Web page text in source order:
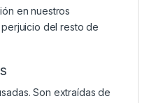
en nuestros
perjuicio del resto de
Son extraídas de